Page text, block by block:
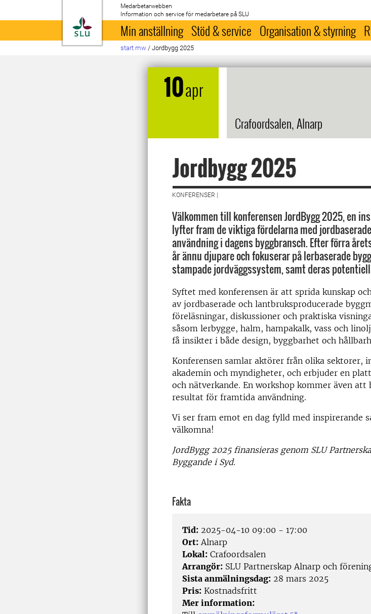
Till startsida
Medarbetarwebben
Information och service för medarbetare på SLU
Min anställning Stöd & service Organisation & styrning
start mw / Jordbygg 2025
10apr
Crafoordsalen, Alnarp
Jordbygg 2025
KONFERENSER |
Välkommen till konferensen JordBygg 2025, en
lyfter fram de viktiga fördelarna med
användning i dagens byggbransch. Efter förra
år ännu djupare och fokuserar på lerbaserade
stampade jordväggssystem, samt deras
Syftet med konferensen är att sprida kunskap
av jordbaserade och lantbruksproducerade
föreläsningar, diskussioner och praktiska
såsom lerbygge, halm, hampakalk, vass och
få insikter i både design, byggbarhet och
Konferensen samlar aktörer från olika sektorer,
akademin och myndigheter, och erbjuder en
och nätverkande. En workshop kommer även
resultat för framtida användning.
Vi ser fram emot en dag fylld med inspirerande
välkomna!
JordBygg 2025 finansieras genom SLU
Byggande i Syd.
Fakta
Tid: 2025-04-10 09:00 - 17:00
Ort: Alnarp
Lokal: Crafoordsalen
Arrangör: SLU Partnerskap Alnarp och
Sista anmälningsdag: 28 mars 2025
Pris: Kostnadsfritt
Mer information: